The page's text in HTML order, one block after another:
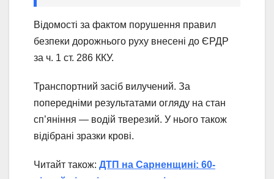
Відомості за фактом порушення правил
безпеки дорожнього руху внесені до ЄРДР
за ч. 1 ст. 286 ККУ.
Транспортний засіб вилучений. За
попередніми результатами огляду на стан
сп’яніння — водій тверезий. У нього також
відібрані зразки крові.
Читайт також: ДТП на Сарненщині: 60-